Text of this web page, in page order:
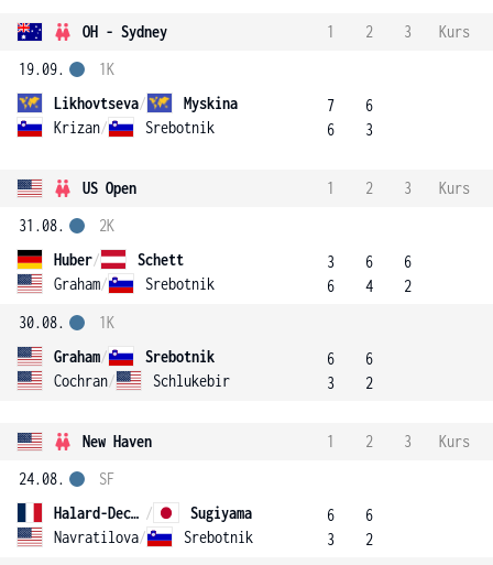
OH - Sydney 1 2 3
Kurs
19.09.
Likhovtseva/
Myskina
Krizan/ Srebotnik
1K
7
6
6
3
US Open 1 2 3
Kurs
31.08.
Huber/
Schett
Graham/ Srebotnik
2K
3
6
6
4
6
2
30.08.
Graham/
Srebotnik
Cochran/ Schlukebir
1K
6
3
6
2
New Haven 1 2 3
Kurs
24.08.
Halard-Decugis /
Sugiyama
Navratilova/ Srebotnik
SF
6
3
6
2